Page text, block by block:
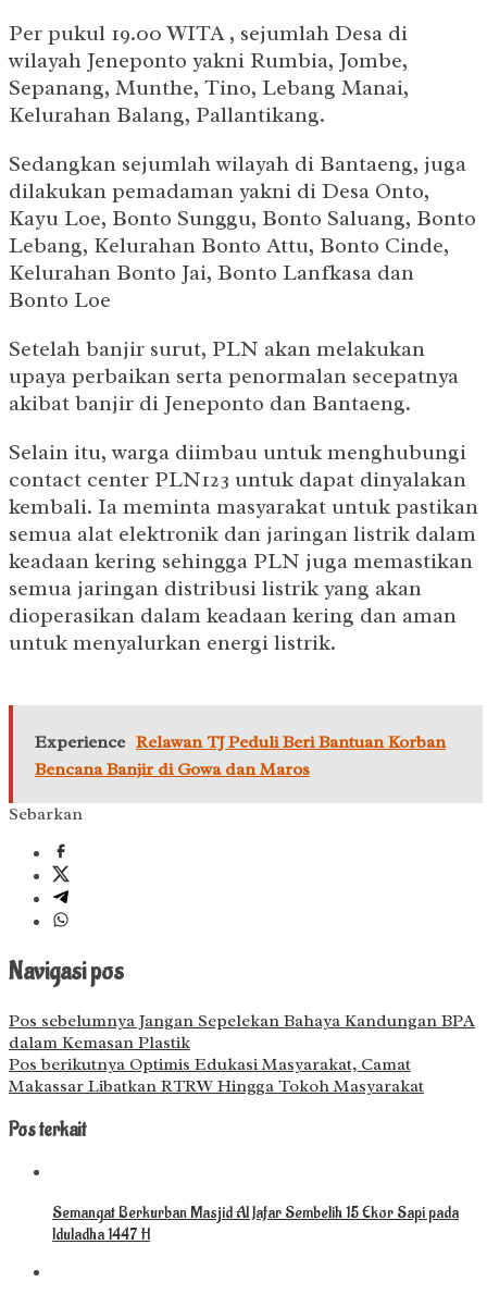
Per pukul 19.00 WITA , sejumlah Desa di
wilayah Jeneponto yakni Rumbia, Jombe,
Sepanang, Munthe, Tino, Lebang Manai,
Kelurahan Balang, Pallantikang.
Sedangkan sejumlah wilayah di Bantaeng, juga
dilakukan pemadaman yakni di Desa Onto,
Kayu Loe, Bonto Sunggu, Bonto Saluang, Bonto
Lebang, Kelurahan Bonto Attu, Bonto Cinde,
Kelurahan Bonto Jai, Bonto Lanfkasa dan
Bonto Loe
Setelah banjir surut, PLN akan melakukan
upaya perbaikan serta penormalan secepatnya
akibat banjir di Jeneponto dan Bantaeng.
Selain itu, warga diimbau untuk menghubungi
contact center PLN123 untuk dapat dinyalakan
kembali. Ia meminta masyarakat untuk pastikan
semua alat elektronik dan jaringan listrik dalam
keadaan kering sehingga PLN juga memastikan
semua jaringan distribusi listrik yang akan
dioperasikan dalam keadaan kering dan aman
untuk menyalurkan energi listrik.
Experience Relawan TJ Peduli Beri Bantuan Korban
Bencana Banjir di Gowa dan Maros
Sebarkan
Navigasi pos
Pos sebelumnya Jangan Sepelekan Bahaya Kandungan BPA
dalam Kemasan Plastik
Pos berikutnya Optimis Edukasi Masyarakat, Camat
Makassar Libatkan RTRW Hingga Tokoh Masyarakat
Pos terkait
Semangat Berkurban Masjid Al Jafar Sembelih 15 Ekor Sapi pada
Iduladha 1447 H